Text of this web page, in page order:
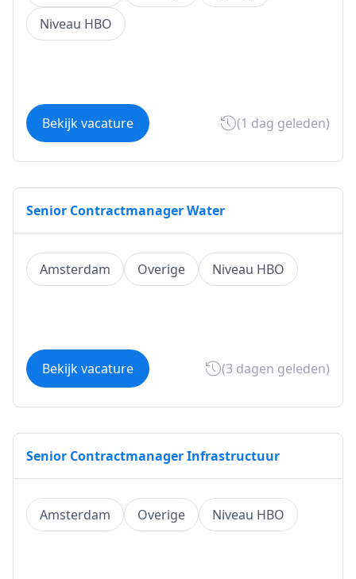
Niveau HBO
Bekijk vacature (1 dag geleden)
Senior Contractmanager Water
Amsterdam Overige Niveau HBO
Bekijk vacature (3 dagen geleden)
Senior Contractmanager Infrastructuur
Amsterdam Overige Niveau HBO